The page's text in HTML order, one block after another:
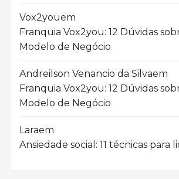
Vox2youem
Franquia Vox2you: 12 Dúvidas
Modelo de Negócio
Andreilson Venancio da Silvaem
Franquia Vox2you: 12 Dúvidas
Modelo de Negócio
Laraem
Ansiedade social: 11 técnicas para